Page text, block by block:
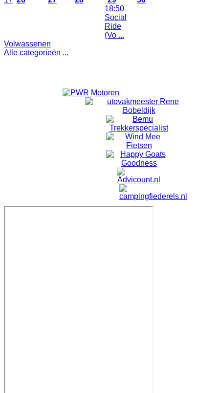
18:50
Social
Ride
(Vo ...
Volwassenen
Alle categorieën ...